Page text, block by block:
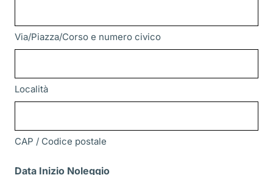
Via/Piazza/Corso e numero civico
Località
CAP / Codice postale
Data Inizio Noleggio